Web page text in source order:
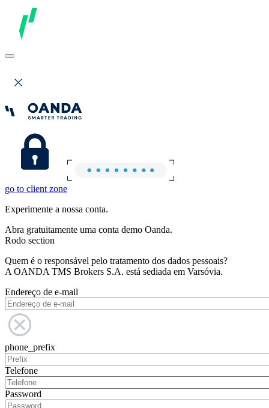
go to client zone
Experimente a nossa conta.
Abra gratuitamente uma conta demo Oanda.
Rodo section
Quem é o responsável pelo tratamento dos dados pessoais?
A OANDA TMS Brokers S.A. está sediada em Varsóvia.
Endereço de e-mail
phone_prefix
Telefone
Password